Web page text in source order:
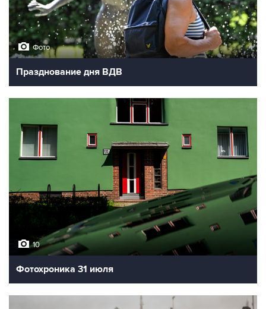
Фото
Празднование дня ВДВ
10
Фотохроника 31 июля